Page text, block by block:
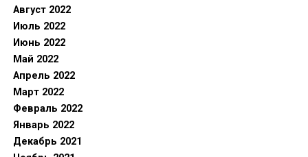
Август 2022
Июль 2022
Июнь 2022
Май 2022
Апрель 2022
Март 2022
Февраль 2022
Январь 2022
Декабрь 2021